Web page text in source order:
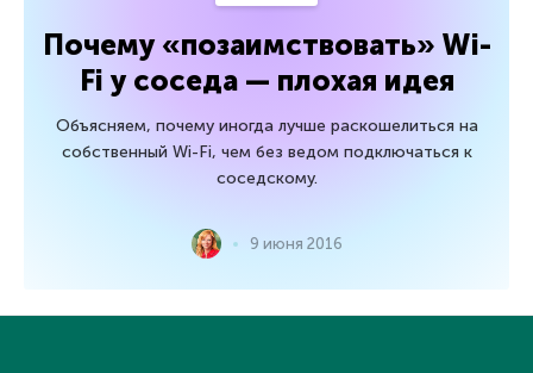
Почему «позаимствовать» Wi-
Fi у соседа — плохая идея
Объясняем, почему иногда лучше раскошелиться на
собственный Wi-Fi, чем без ведом подключаться к
соседскому.
9 июня 2016